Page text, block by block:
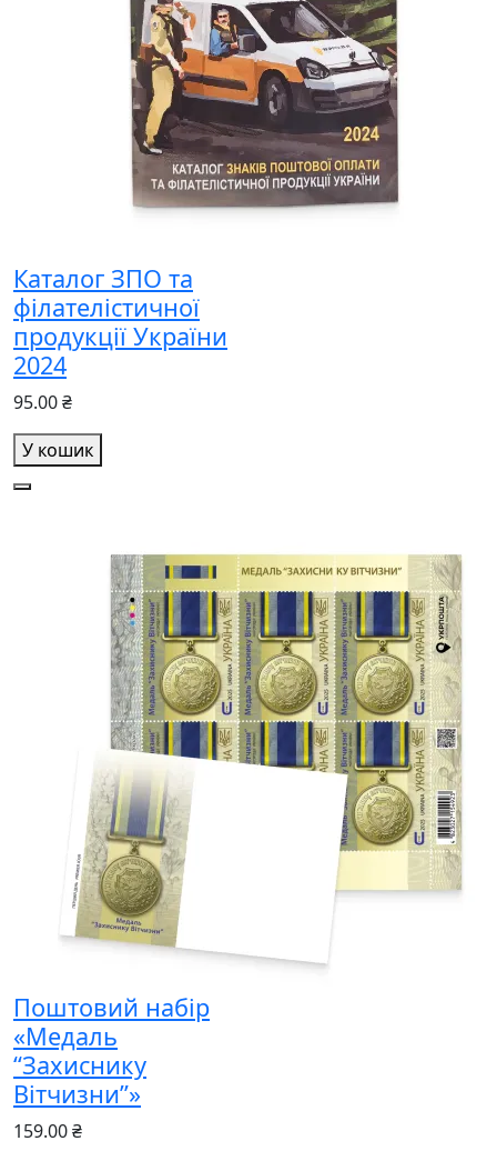
Каталог ЗПО та
філателістичної
продукції України
2024
95.00 ₴
У кошик
Поштовий набір
«Медаль
“Захиснику
Вітчизни”»
159.00 ₴